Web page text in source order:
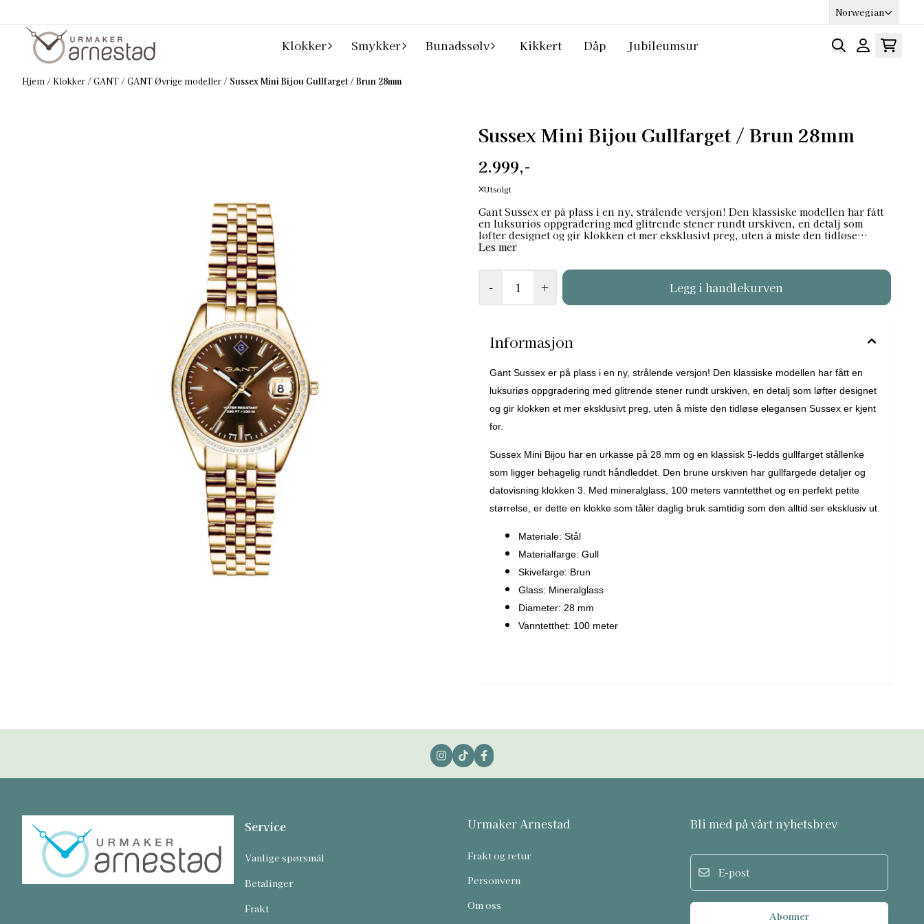
Norwegian
Klokker Smykker Bunadssølv Kikkert Dåp Jubileumsur
Hjem /Klokker /GANT /GANT Øvrige modeller / Sussex Mini Bijou Gullfarget / Brun 28mm
Sussex Mini Bijou Gullfarget / Brun 28mm
2.999,-
Utsolgt
Gant Sussex er på plass i en ny, strålende versjon! Den klassiske modellen har fått
en luksuriøs oppgradering med glitrende stener rundt urskiven, en detalj som
løfter designet og gir klokken et mer eksklusivt preg, uten å miste den tidløse
elegansen Sussex er kjent for. Sussex Mini Bijou har en urkasse på 28 mm og en
brune urskiven har gullfargede detaljer og datovisning klokken 3. Med
mineralglass, 100 meters vanntetthet og en perfekt petite størrelse, er dette en
klokke som tåler daglig bruk samtidig som den alltid ser eksklusiv ut. Materiale:
Stål Materialfarge: Gull Skivefarge: Brun Glass: Mineralglass Diameter: 28 mm
Les mer
- +
Informasjon
Gant Sussex er på plass i en ny, strålende versjon! Den klassiske modellen har fått en
luksuriøs oppgradering med glitrende stener rundt urskiven, en detalj som løfter designet
og gir klokken et mer eksklusivt preg, uten å miste den tidløse elegansen Sussex er kjent
for.
Sussex Mini Bijou har en urkasse på 28 mm og en klassisk 5-ledds gullfarget stållenke
som ligger behagelig rundt håndleddet. Den brune urskiven har gullfargede detaljer og
datovisning klokken 3. Med mineralglass, 100 meters vanntetthet og en perfekt petite
størrelse, er dette en klokke som tåler daglig bruk samtidig som den alltid ser eksklusiv ut.
Materiale: Stål
Materialfarge: Gull
Skivefarge: Brun
Glass: Mineralglass
Diameter: 28 mm
Vanntetthet: 100 meter
Service
Vanlige spørsmål
Betalinger
Frakt
Urmaker Arnestad
Frakt og retur
Personvern
Om oss
Bli med på vårt nyhetsbrev
E-post
Abonner